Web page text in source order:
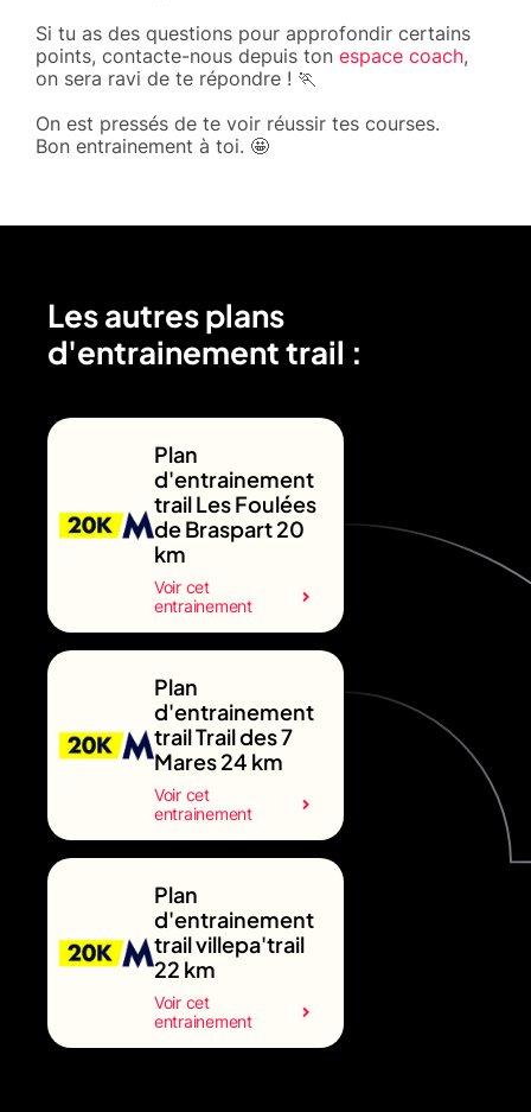
Si tu as des questions pour approfondir certains
points, contacte-nous depuis ton espace coach,
on sera ravi de te répondre ! 🏃
On est pressés de te voir réussir tes courses.
Bon entrainement à toi. 🤩
Les autres plans
d'entrainement trail :
Plan
d'entrainement
trail Les Foulées
de Braspart 20
km
Voir cet
entrainement
Plan
d'entrainement
trail Trail des 7
Mares 24 km
Voir cet
entrainement
Plan
d'entrainement
trail villepa'trail
22 km
Voir cet
entrainement